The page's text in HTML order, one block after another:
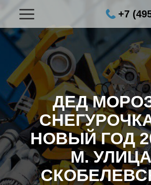
+7
ДЕД
НОВЫЙ ГОД
М.